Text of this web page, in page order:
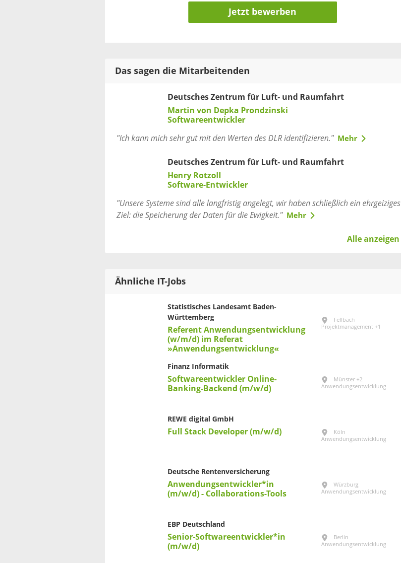
Jetzt bewerben
Das sagen die Mitarbeitenden
Deutsches Zentrum für Luft- und Raumfahrt
Martin von Depka Prondzinski
Softwareentwickler
"Ich kann mich sehr gut mit den Werten des DLR identifizieren." Mehr
Deutsches Zentrum für Luft- und Raumfahrt
Henry Rotzoll
Software-Entwickler
"Unsere Systeme sind alle langfristig angelegt, wir haben schließlich ein ehrgeiziges
Ziel: die Speicherung der Daten für die Ewigkeit." Mehr
Alle anzeigen
Ähnliche IT-Jobs
Statistisches Landesamt Baden-
Württemberg
Referent Anwendungsentwicklung
(w/m/d) im Referat
»Anwendungsentwicklung«
Fellbach
Projektmanagement +1
Finanz Informatik
Softwareentwickler Online-
Banking-Backend (m/w/d)
Münster +2
Anwendungsentwicklung
REWE digital GmbH
Full Stack Developer (m/w/d)
Köln
Anwendungsentwicklung
Deutsche Rentenversicherung
Anwendungsentwickler*in
(m/w/d) - Collaborations-Tools
Würzburg
Anwendungsentwicklung
EBP Deutschland
Senior-Softwareentwickler*in
(m/w/d)
Berlin
Anwendungsentwicklung